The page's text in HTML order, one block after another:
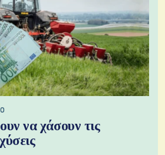
να χάσουν τις